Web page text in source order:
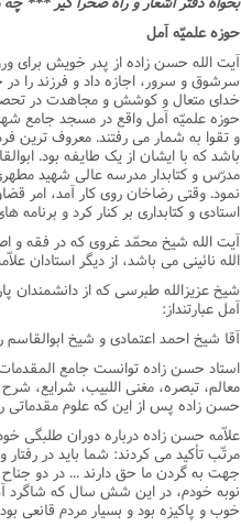
حوزه علمیّه آمل
آیت الله حسن زاده از پدر خویش براى
سرشوق و سرور، اجازه داد و فرزند را
حوزه علمیّه آمل واقع در مسجد جامع
و تقوا به شمار مى رفتند. معروف
باشد که با ایشان از یک طایفه بود.
مدرّس و کتابدار مدرسه عالى شهید
نمود. وقتى رضاخان روى کار آمد، امر
استادى و کتابدارى بر کنار کرد و
آیت الله شیخ محمّد غروى که در فقه و
الله نائینى مى باشد، از دیگر استادان
شیخ عزیزالله طبرسى که از دانشمندان
آمل عبارتنداز:
آقا شیخ احمد اعتمادى و شیخ ابوالقاسم
استاد حسن زاده توانست جامع
معالم، تبصره، مغنى اللبیب، شرایع،
حسن زاده پس از این که علوم مقدماتى
علاّمه حسن زاده درباره دوران طلبگى
مرتّب تأکید مى کردند: شما باید در
جهت به گردن ما حق دارند ... در دو
نوبه خودم، در این شش سال که شاگرد
خوب و پاکیزه بود و بسیار مردم قانعى